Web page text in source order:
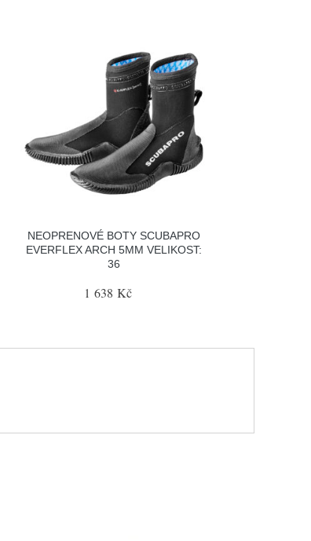
NEOPRENOVÉ BOTY SCUBAPRO
EVERFLEX ARCH 5MM VELIKOST:
36
1 638 Kč